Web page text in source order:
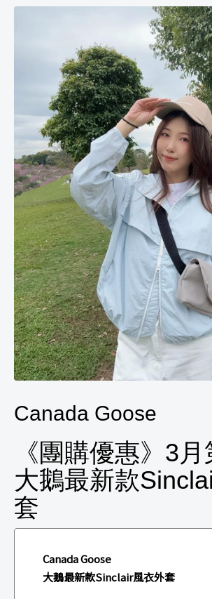
Canada Goose
《團購優惠》3月
大鵝最新款
套
Canada Goose
大鵝最新款Sinclair風衣外套